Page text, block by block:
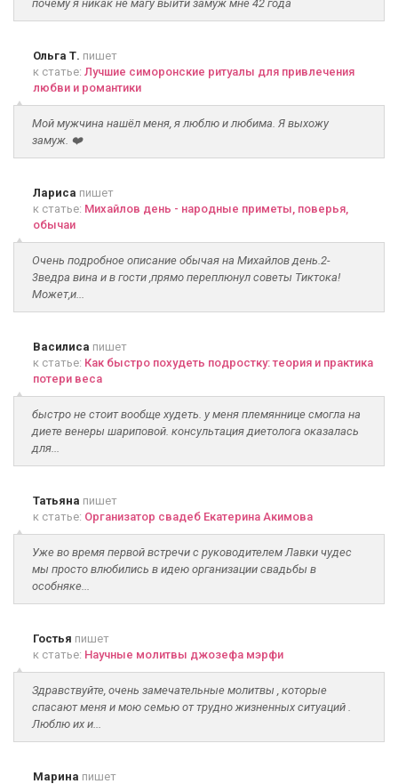
почему я никак не магу выйти замуж мне 42 года
Ольга Т. пишет
к статье: Лучшие симоронские ритуалы для привлечения
любви и романтики
Мой мужчина нашёл меня, я люблю и любима. Я выхожу
замуж. ❤️
Лариса пишет
к статье: Михайлов день - народные приметы, поверья,
обычаи
Очень подробное описание обычая на Михайлов день.2-
3ведра вина и в гости ,прямо переплюнул советы Тиктока!
Может,и...
Василиса пишет
к статье: Как быстро похудеть подростку: теория и практика
потери веса
быстро не стоит вообще худеть. у меня племяннице смогла на
диете венеры шариповой. консультация диетолога оказалась
для...
Татьяна пишет
к статье: Организатор свадеб Екатерина Акимова
Уже во время первой встречи с руководителем Лавки чудес
мы просто влюбились в идею организации свадьбы в
особняке...
Гостья пишет
к статье: Научные молитвы джозефа мэрфи
Здравствуйте, очень замечательные молитвы , которые
спасают меня и мою семью от трудно жизненных ситуаций .
Люблю их и...
Марина пишет